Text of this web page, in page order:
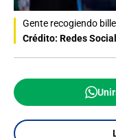
Gente recogiendo
Crédito: Redes